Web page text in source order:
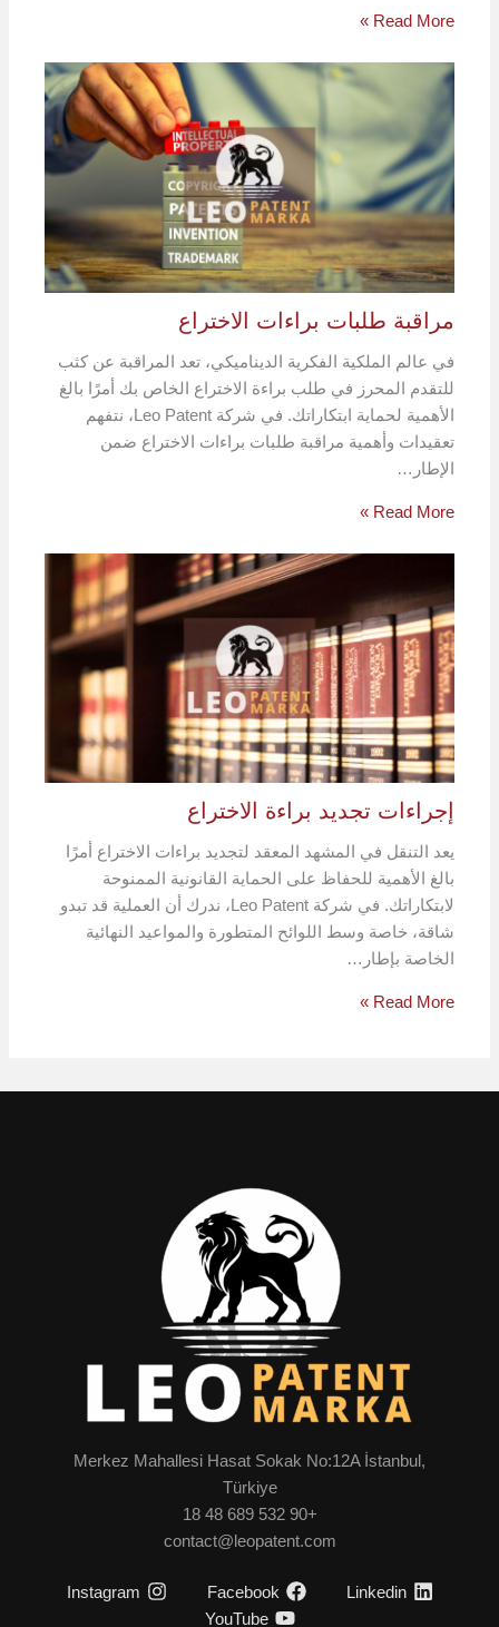
Read More »
مراقبة طلبات براءات الاختراع
في عالم الملكية الفكرية الديناميكي، تعد المراقبة عن كثب
للتقدم المحرز في طلب براءة الاختراع الخاص بك أمرًا بالغ
الأهمية لحماية ابتكاراتك. في شركة Leo Patent، نتفهم
تعقيدات وأهمية مراقبة طلبات براءات الاختراع ضمن
الإطار…
Read More »
إجراءات تجديد براءة الاختراع
يعد التنقل في المشهد المعقد لتجديد براءات الاختراع أمرًا
بالغ الأهمية للحفاظ على الحماية القانونية الممنوحة
لابتكاراتك. في شركة Leo Patent، ندرك أن العملية قد تبدو
شاقة، خاصة وسط اللوائح المتطورة والمواعيد النهائية
الخاصة بإطار…
Read More »
Merkez Mahallesi Hasat Sokak No:12A İstanbul,
Türkiye
+90 532 689 48 18
contact@leopatent.com
Linkedin
Facebook
Instagram
YouTube